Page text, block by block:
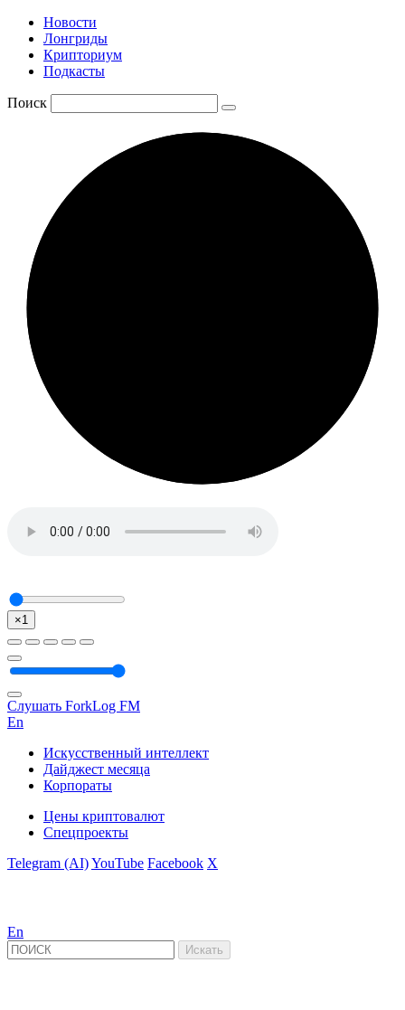
Новости
Лонгриды
Крипториум
Подкасты
Поиск
×1
Слушать ForkLog FM
En
Искусственный интеллект
Дайджест месяца
Корпораты
Цены криптовалют
Спецпроекты
Telegram (AI)YouTube Facebook X
En